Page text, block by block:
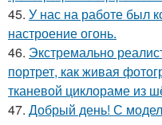
45. У нас на работе был
настроение огонь.
46. Экстремально
портрет, как живая
тканевой циклораме из
47. Добрый день! С